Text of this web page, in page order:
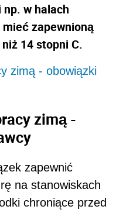
w halach
zapewnioną
14 stopni C.
zimą - obowiązki
zimą -
zapewnić
na stanowiskach
chroniące przed